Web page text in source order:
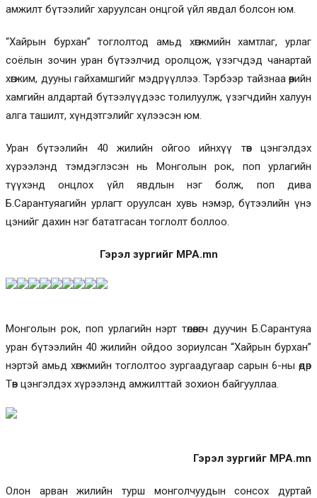
амжилт бүтээлийг харуулсан онцгой үйл явдал болсон юм.
“Хайрын бурхан” тоглолтод амьд хөгжмийн хамтлаг, урлаг
соёлын зочин уран бүтээлчид оролцож, үзэгчдэд чанартай
хөгжим, дууны гайхамшгийг мэдрүүллээ. Тэрбээр тайзнаа өөрийн
хамгийн алдартай бүтээлүүдээс толилуулж, үзэгчдийн халуун
алга ташилт, хүндэтгэлийг хүлээсэн юм.
Уран бүтээлийн 40 жилийн ойгоо ийнхүү төв цэнгэлдэх
хүрээлэнд тэмдэглэсэн нь Монголын рок, поп урлагийн
түүхэнд онцлох үйл явдлын нэг болж, поп дива
Б.Сарантуяагийн урлагт оруулсан хувь нэмэр, бүтээлийн үнэ
цэнийг дахин нэг бататгасан тоглолт боллоо.
Гэрэл зургийг MPA.mn
Монголын рок, поп урлагийн нэрт төлөөлөгч дуучин Б.Сарантуяа
уран бүтээлийн 40 жилийн ойдоо зориулсан “Хайрын бурхан”
нэртэй амьд хөгжмийн тоглолтоо зургаадугаар сарын 6-ны өдөр
Төв цэнгэлдэх хүрээлэнд амжилттай зохион байгууллаа.
Гэрэл зургийг MPA.mn
Олон арван жилийн турш монголчуудын сонсох дуртай